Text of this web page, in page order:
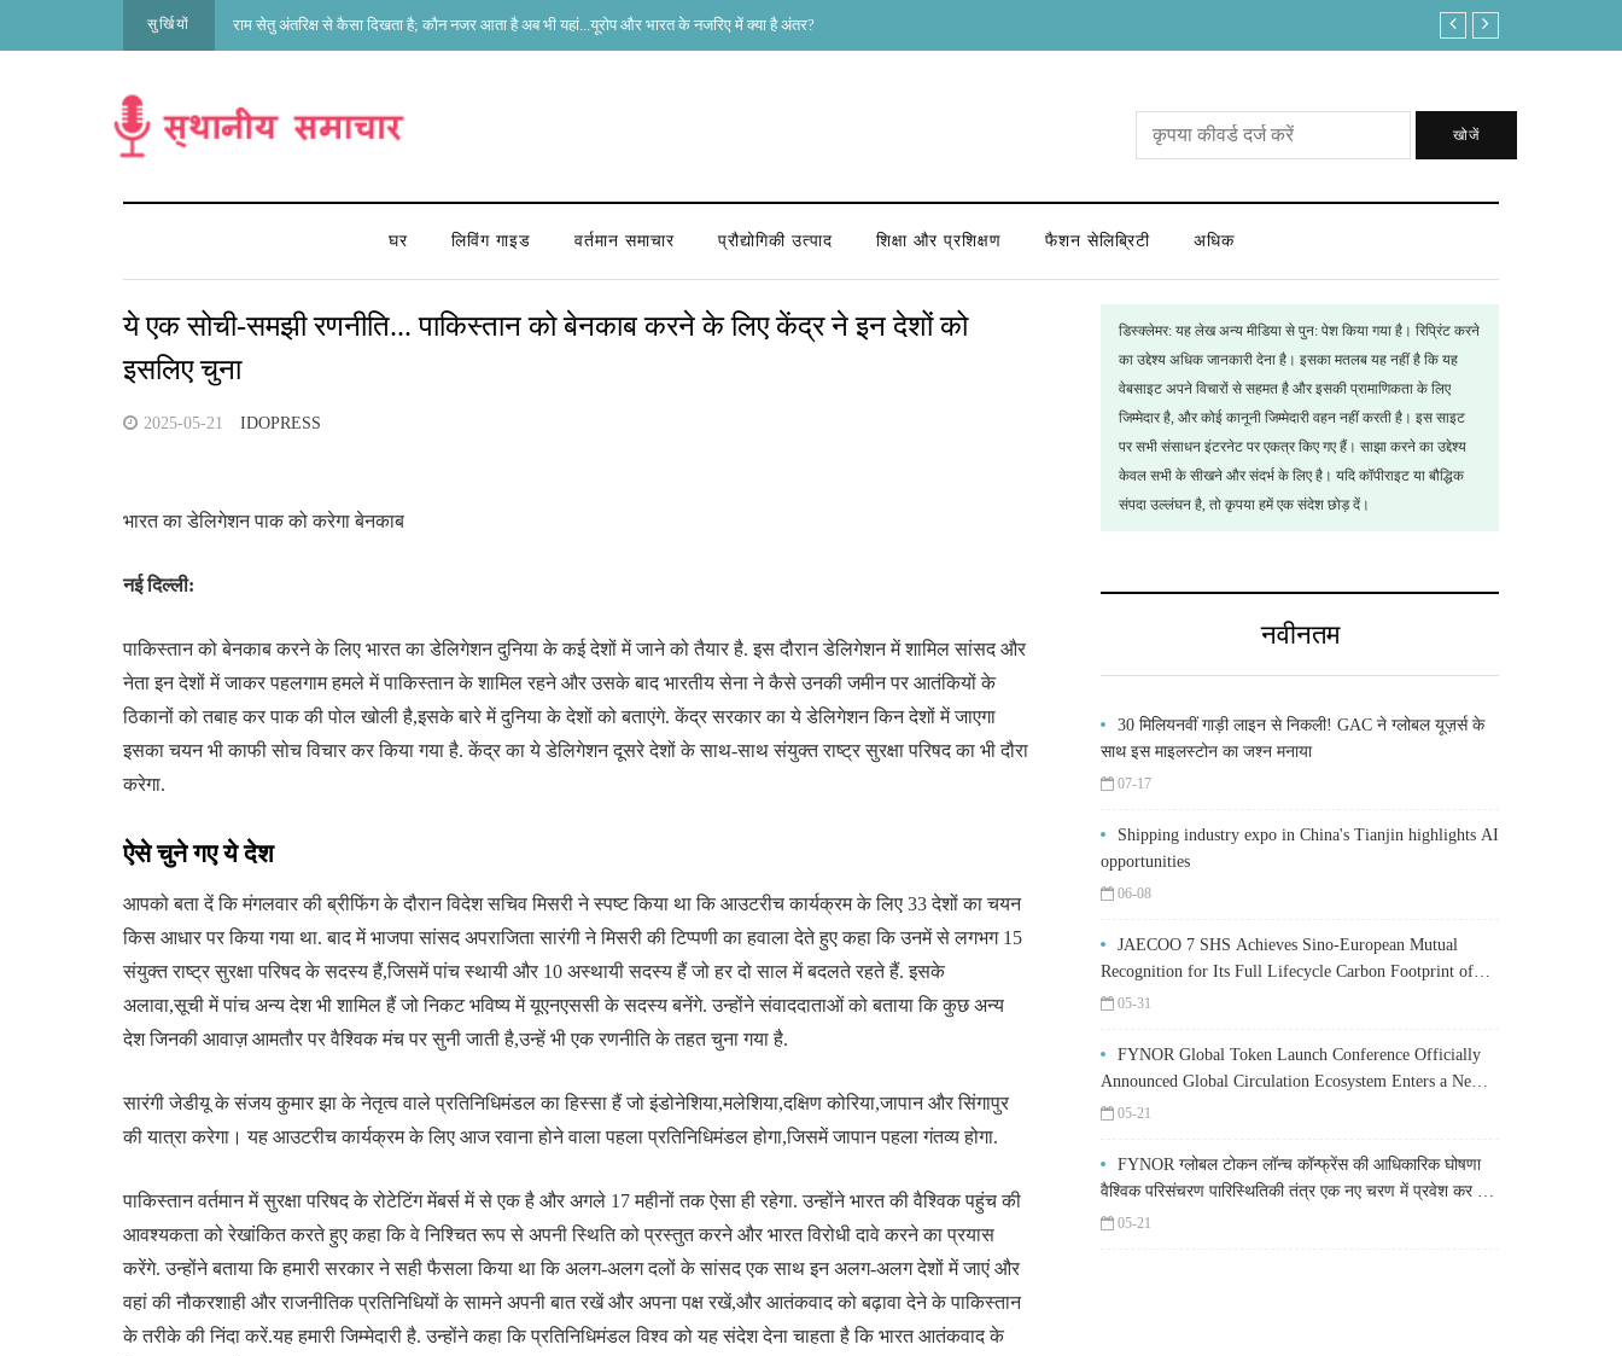
सुर्खियों राम सेतु अंतरिक्ष से कैसा दिखता है; कौन नजर आता है अब भी यहां...यूरोप और भारत के नजरिए में क्या है अंतर? लोकसभा अध्यक्ष पद में क्या ताकत है कि इस बार आ
खोजें
घर लिविंग गाइड वर्तमान समाचार प्रौद्योगिकी उत्पाद शिक्षा और प्रशिक्षण फैशन सेलिब्रिटी अधिक
ये एक सोची-समझी रणनीति... पाकिस्तान को बेनकाब करने के लिए केंद्र ने इन देशों को
इसलिए चुना
2025-05-21 IDOPRESS
भारत का डेलिगेशन पाक को करेगा बेनकाब
नई दिल्ली:
पाकिस्तान को बेनकाब करने के लिए भारत का डेलिगेशन दुनिया के कई देशों में जाने को तैयार है. इस दौरान डेलिगेशन में शामिल सांसद और
नेता इन देशों में जाकर पहलगाम हमले में पाकिस्तान के शामिल रहने और उसके बाद भारतीय सेना ने कैसे उनकी जमीन पर आतंकियों के
ठिकानों को तबाह कर पाक की पोल खोली है,इसके बारे में दुनिया के देशों को बताएंगे. केंद्र सरकार का ये डेलिगेशन किन देशों में जाएगा
इसका चयन भी काफी सोच विचार कर किया गया है. केंद्र का ये डेलिगेशन दूसरे देशों के साथ-साथ संयुक्त राष्ट्र सुरक्षा परिषद का भी दौरा
करेगा.
ऐसे चुने गए ये देश
आपको बता दें कि मंगलवार की ब्रीफिंग के दौरान विदेश सचिव मिसरी ने स्पष्ट किया था कि आउटरीच कार्यक्रम के लिए 33 देशों का चयन
किस आधार पर किया गया था. बाद में भाजपा सांसद अपराजिता सारंगी ने मिसरी की टिप्पणी का हवाला देते हुए कहा कि उनमें से लगभग 15
संयुक्त राष्ट्र सुरक्षा परिषद के सदस्य हैं,जिसमें पांच स्थायी और 10 अस्थायी सदस्य हैं जो हर दो साल में बदलते रहते हैं. इसके
अलावा,सूची में पांच अन्य देश भी शामिल हैं जो निकट भविष्य में यूएनएससी के सदस्य बनेंगे. उन्होंने संवाददाताओं को बताया कि कुछ अन्य
देश जिनकी आवाज़ आमतौर पर वैश्विक मंच पर सुनी जाती है,उन्हें भी एक रणनीति के तहत चुना गया है.
सारंगी जेडीयू के संजय कुमार झा के नेतृत्व वाले प्रतिनिधिमंडल का हिस्सा हैं जो इंडोनेशिया,मलेशिया,दक्षिण कोरिया,जापान और सिंगापुर
की यात्रा करेगा। यह आउटरीच कार्यक्रम के लिए आज रवाना होने वाला पहला प्रतिनिधिमंडल होगा,जिसमें जापान पहला गंतव्य होगा.
पाकिस्तान वर्तमान में सुरक्षा परिषद के रोटेटिंग मेंबर्स में से एक है और अगले 17 महीनों तक ऐसा ही रहेगा. उन्होंने भारत की वैश्विक पहुंच की
आवश्यकता को रेखांकित करते हुए कहा कि वे निश्चित रूप से अपनी स्थिति को प्रस्तुत करने और भारत विरोधी दावे करने का प्रयास
करेंगे. उन्होंने बताया कि हमारी सरकार ने सही फैसला किया था कि अलग-अलग दलों के सांसद एक साथ इन अलग-अलग देशों में जाएं और
वहां की नौकरशाही और राजनीतिक प्रतिनिधियों के सामने अपनी बात रखें और अपना पक्ष रखें,और आतंकवाद को बढ़ावा देने के पाकिस्तान
के तरीके की निंदा करें.यह हमारी जिम्मेदारी है. उन्होंने कहा कि प्रतिनिधिमंडल विश्व को यह संदेश देना चाहता है कि भारत आतंकवाद के
डिस्क्लेमर: यह लेख अन्य मीडिया से पुन: पेश किया गया है। रिप्रिंट करने
का उद्देश्य अधिक जानकारी देना है। इसका मतलब यह नहीं है कि यह
वेबसाइट अपने विचारों से सहमत है और इसकी प्रामाणिकता के लिए
जिम्मेदार है, और कोई कानूनी जिम्मेदारी वहन नहीं करती है। इस साइट
पर सभी संसाधन इंटरनेट पर एकत्र किए गए हैं। साझा करने का उद्देश्य
केवल सभी के सीखने और संदर्भ के लिए है। यदि कॉपीराइट या बौद्धिक
संपदा उल्लंघन है, तो कृपया हमें एक संदेश छोड़ दें।
नवीनतम
30 मिलियनवीं गाड़ी लाइन से निकली! GAC ने ग्लोबल यूज़र्स के
साथ इस माइलस्टोन का जश्न मनाया
07-17
Shipping industry expo in China's Tianjin highlights AI
opportunities
06-08
JAECOO 7 SHS Achieves Sino-European Mutual
Recognition for Its Full Lifecycle Carbon Footprint of
Just 120.40 gCO₂e/km
05-31
FYNOR Global Token Launch Conference Officially
Announced Global Circulation Ecosystem Enters a New
Stage05-21
FYNOR ग्लोबल टोकन लॉन्च कॉन्फ्रेंस की आधिकारिक घोषणा
वैश्विक परिसंचरण पारिस्थितिकी तंत्र एक नए चरण में प्रवेश कर रहा
है 05-21